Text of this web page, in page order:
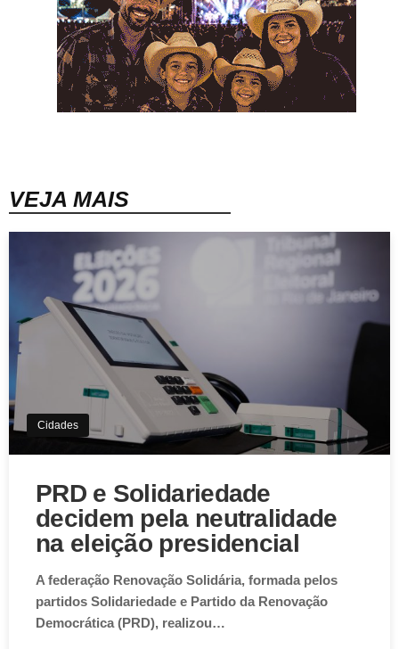
VEJA MAIS
Cidades
PRD e Solidariedade
decidem pela neutralidade
na eleição presidencial
A federação Renovação Solidária, formada pelos
partidos Solidariedade e Partido da Renovação
Democrática (PRD), realizou…